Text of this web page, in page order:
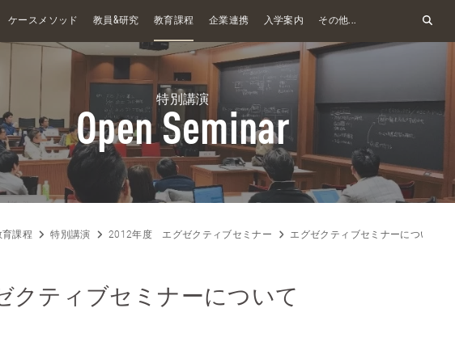
ケースメソッド 教員&研究 教育課程 企業連携 入学案内 その他...
特別講演
Open Seminar
育課程 特別講演 2012年度 エグゼクティブセミナー エグゼクティブセミナーについて
クティブセミナーについて